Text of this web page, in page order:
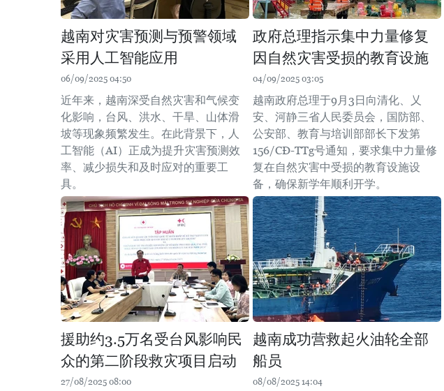
越南对灾害预测与预警领域
采用人工智能应用
06/09/2025 04:50
近年来，越南深受自然灾害和气候变
化影响，台风、洪水、干旱、山体滑
坡等现象频繁发生。在此背景下，人
工智能（AI）正成为提升灾害预测效
率、减少损失和及时应对的重要工
具。
政府总理指示集中力量修复
因自然灾害受损的教育设施
04/09/2025 03:05
越南政府总理于9月3日向清化、乂
安、河静三省人民委员会，国防部、
公安部、教育与培训部部长下发第
156/CĐ-TTg号通知，要求集中力量修
复在自然灾害中受损的教育设施设
备，确保新学年顺利开学。
援助约3.5万名受台风影响民
众的第二阶段救灾项目启动
27/08/2025 08:00
越南成功营救起火油轮全部
船员
08/08/2025 14:04